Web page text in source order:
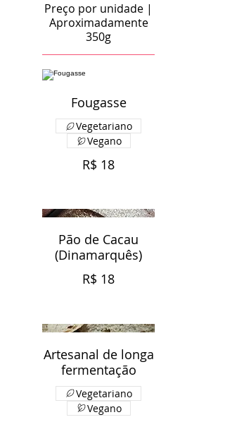
Preço por unidade |
Aproximadamente
350g
Fougasse
R$ 18
Vegetariano
Vegano
Pão de Cacau
(Dinamarquês)
R$ 18
Artesanal de longa
fermentação
Vegetariano
Vegano